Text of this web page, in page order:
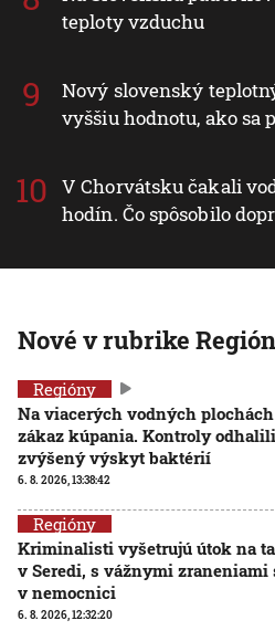
teploty vzduchu
Nový slovenský
vyššiu hodnotu, ako sa
V Chorvátsku čakali
hodín. Čo spôsobilo
Nové v rubrike
Regióny
Na viacerých vodných
zákaz kúpania. Kontroly odhalili
zvýšený výskyt baktérií
6. 8. 2026, 13:38:42
Regióny
Kriminalisti vyšetrujú útok na
v Seredi, s vážnymi
v nemocnici
6. 8. 2026, 12:32:20